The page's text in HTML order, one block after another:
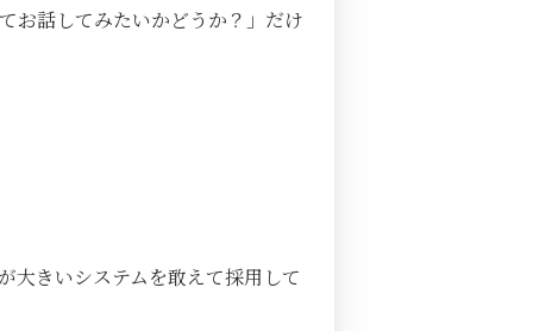
お話してみたいかどうか？」だけ
大きいシステムを敢えて採用して